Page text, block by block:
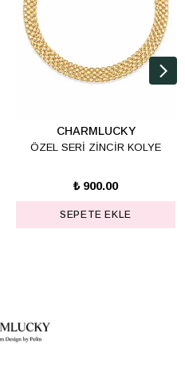
CHARMLUCKY
ÖZEL SERİ ZİNCİR KOLYE
₺ 900.00
SEPETE EKLE